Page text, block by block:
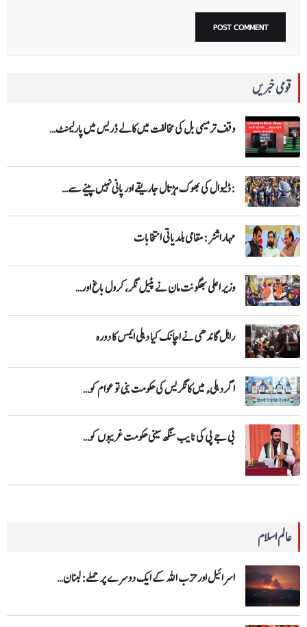
قومی خبریں
وقف ترمیمی بل کی مخالفت میں کالے ڈریس میں پارلیمنٹ…
:ڈلیوال کی بھوک ہڑتال جاریقے اور پانی نہیں پینے سے…
مہاراشٹر: مقامی بلدیاتی انتخابات
وزیر اعلی بھگونت مان نے پٹیل نگر، کرول باغ اور…
راہل گاندھی نے اچانک کیا دہلی ایمس کا دورہ
اگر دہلیء میں کانگریس کی حکومت بنی تو عوام کو…
بی جے پی کی نایب سنگھ سینی حکومت غریبوں کو…
عالم اسلام
اسرائیل اور حزب اللہ کے ایک دوسرے پر حملے: لبنان…